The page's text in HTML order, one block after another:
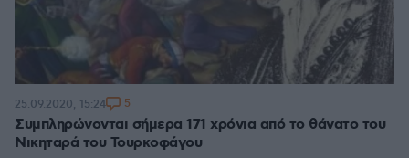
Συμπληρώνονται σήμερα 171 χρόνια από το θάνατο του
Νικηταρά του Τουρκοφάγου
25.09.2020, 15:24 5